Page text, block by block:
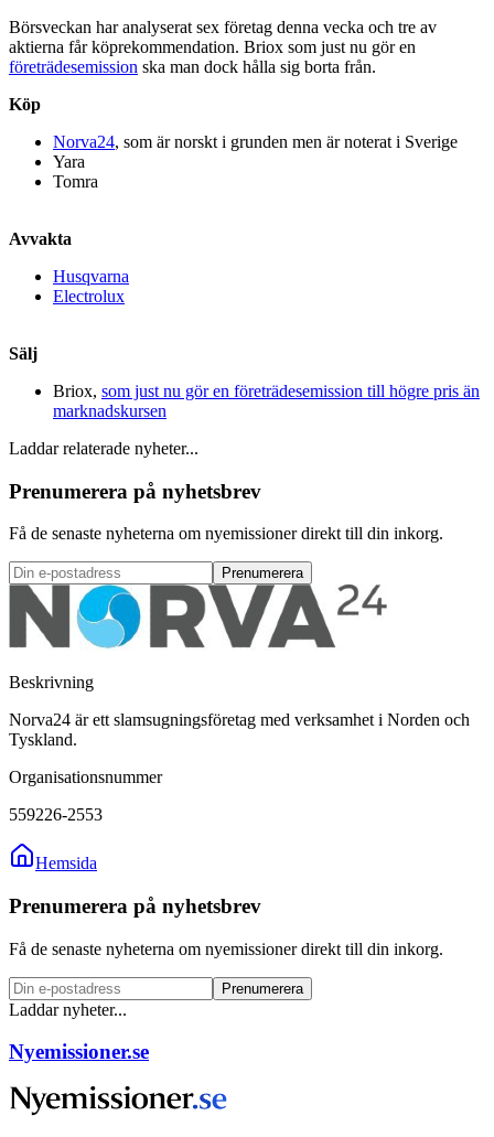
Börsveckan har analyserat sex företag denna vecka och tre av
aktierna får köprekommendation. Briox som just nu gör en
företrädesemission ska man dock hålla sig borta från.
Köp
Norva24, som är norskt i grunden men är noterat i Sverige
Yara
Tomra
Avvakta
Husqvarna
Electrolux
Sälj
Briox, som just nu gör en företrädesemission till högre pris än
marknadskursen
Laddar relaterade nyheter...
Prenumerera på nyhetsbrev
Få de senaste nyheterna om nyemissioner direkt till din inkorg.
Prenumerera
Beskrivning
Norva24 är ett slamsugningsföretag med verksamhet i Norden och
Tyskland.
Organisationsnummer
559226-2553
Hemsida
Prenumerera på nyhetsbrev
Få de senaste nyheterna om nyemissioner direkt till din inkorg.
Prenumerera
Laddar nyheter...
Nyemissioner.se